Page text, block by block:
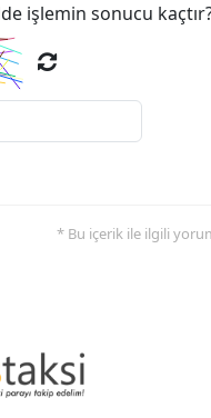
işlemin sonucu
* Bu içerik ile ilgili